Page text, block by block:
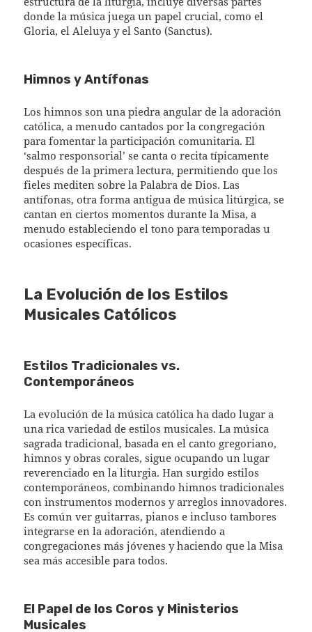
donde la música juega un papel crucial, como el
Gloria, el Aleluya y el Santo (Sanctus).
Himnos y Antífonas
Los himnos son una piedra angular de la adoración
católica, a menudo cantados por la congregación
para fomentar la participación comunitaria. El
‘salmo responsorial’ se canta o recita típicamente
después de la primera lectura, permitiendo que los
fieles mediten sobre la Palabra de Dios. Las
antífonas, otra forma antigua de música litúrgica, se
cantan en ciertos momentos durante la Misa, a
menudo estableciendo el tono para temporadas u
ocasiones específicas.
La Evolución de los Estilos
Musicales Católicos
Estilos Tradicionales vs.
Contemporáneos
La evolución de la música católica ha dado lugar a
una rica variedad de estilos musicales. La música
sagrada tradicional, basada en el canto gregoriano,
himnos y obras corales, sigue ocupando un lugar
reverenciado en la liturgia. Han surgido estilos
contemporáneos, combinando himnos tradicionales
con instrumentos modernos y arreglos innovadores.
Es común ver guitarras, pianos e incluso tambores
integrarse en la adoración, atendiendo a
congregaciones más jóvenes y haciendo que la Misa
sea más accesible para todos.
El Papel de los Coros y Ministerios
Musicales